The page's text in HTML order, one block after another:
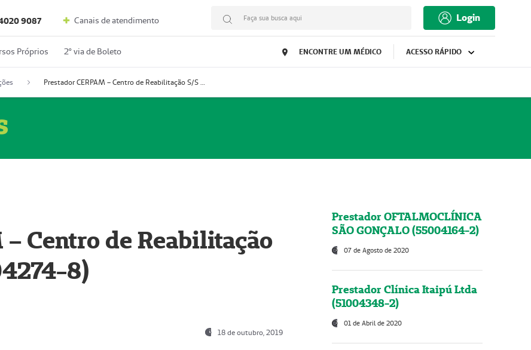
9087 Canais de atendimento Faça sua busca aqui Login
Próprios 2º via de Boleto ENCONTRE UM MÉDICO ACESSO RÁPIDO
Prestador CERPAM – Centro de Reabilitação S/S Ltda-ME (52004274-8)
Centro de Reabilitação
8)
18 de outubro, 2019
Prestador OFTALMOCLÍNICA
SÃO GONÇALO (55004164-2)
07 de Agosto de 2020
Prestador Clínica Itaipú Ltda
(51004348-2)
01 de Abril de 2020